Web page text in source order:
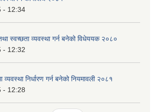
- 12:34
स्वच्छता व्यवस्था गर्न बनेको विधेययक २०८०
- 12:32
निर्धारण गर्न बनेको नियमावली २०८१
- 12:28